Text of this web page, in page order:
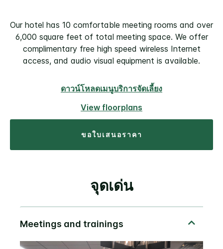
Our hotel has 10 comfortable meeting rooms and over
6,000 square feet of total meeting space. We offer
complimentary free high speed wireless Internet
access, and audio visual equipment is available.
ดาวน์โหลดเมนูบริการจัดเลี้ยง
View floorplans
ขอใบเสนอราคา
จุดเด่น